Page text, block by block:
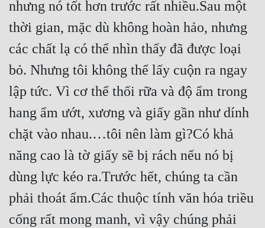
Ngược
Nữ Cường
Nữ Phụ
Phong Thủy - Tâm Linh
Phương Tây
Phản Phái
Quan Trường
Sảng Văn
nhưng nó tốt hơn trước rất nhiều.Sau một
thời gian, mặc dù không hoàn hảo, nhưng
các chất lạ có thể nhìn thấy đã được loại
bỏ. Nhưng tôi không thể lấy cuộn ra ngay
lập tức. Vì cơ thể thối rữa và độ ẩm trong
hang ẩm ướt, xương và giấy gần như dính
chặt vào nhau.…tôi nên làm gì?Có khả
năng cao là tờ giấy sẽ bị rách nếu nó bị
dùng lực kéo ra.Trước hết, chúng ta cần
phải thoát ẩm.Các thuộc tính văn hóa triều
cống rất mong manh, vì vậy chúng phải